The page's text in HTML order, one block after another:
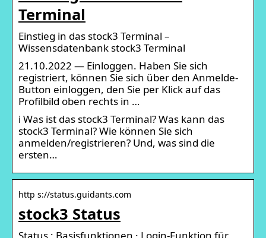
Terminal
Einstieg in das stock3 Terminal –
Wissensdatenbank stock3 Terminal
21.10.2022 — Einloggen. Haben Sie sich
registriert, können Sie sich über den Anmelde-
Button einloggen, den Sie per Klick auf das
Profilbild oben rechts in …
ℹ️ Was ist das stock3 Terminal? Was kann das
stock3 Terminal? Wie können Sie sich
anmelden/registrieren? Und, was sind die
ersten…
http s://status.guidants.com
stock3 Status
Status ; Basisfunktionen · Login-Funktion für